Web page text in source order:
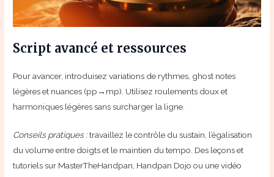
Script avancé et ressources
Pour avancer, introduisez variations de rythmes, ghost notes
légères et nuances (pp→mp). Utilisez roulements doux et
harmoniques légères sans surcharger la ligne.
Conseils pratiques :travaillez le contrôle du sustain, l’égalisation
du volume entre doigts et le maintien du tempo. Des leçons et
tutoriels sur MasterTheHandpan, Handpan Dojo ou une vidéo